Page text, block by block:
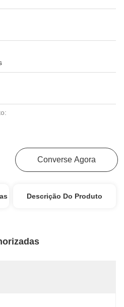
Converse Agora
Descrição Do Produto